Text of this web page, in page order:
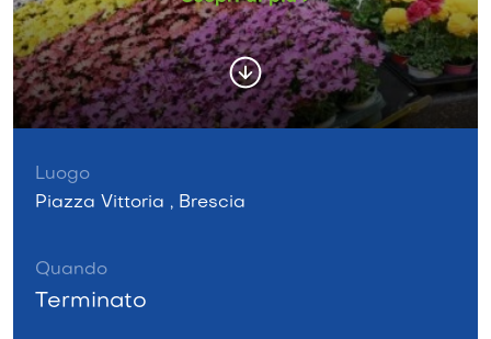
Luogo
Piazza Vittoria , Brescia
Quando
Terminato